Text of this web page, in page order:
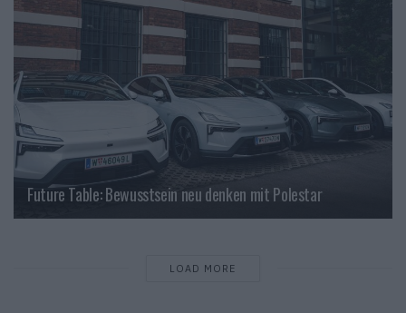
Future Table: Bewusstsein neu denken mit Polestar
LOAD MORE